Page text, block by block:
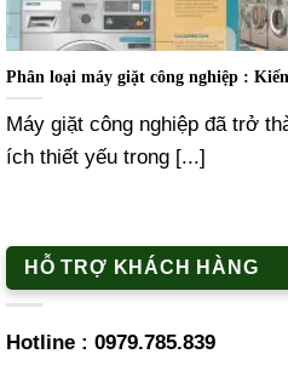
Phân loại máy giặt công nghiệp :
Máy giặt công nghiệp đã trở
ích thiết yếu trong [...]
HỖ TRỢ KHÁCH HÀNG
Hotline : 0979.785.839